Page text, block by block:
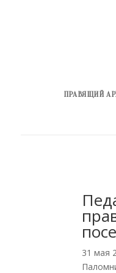
ПРАВЯЩИЙ
31 мая